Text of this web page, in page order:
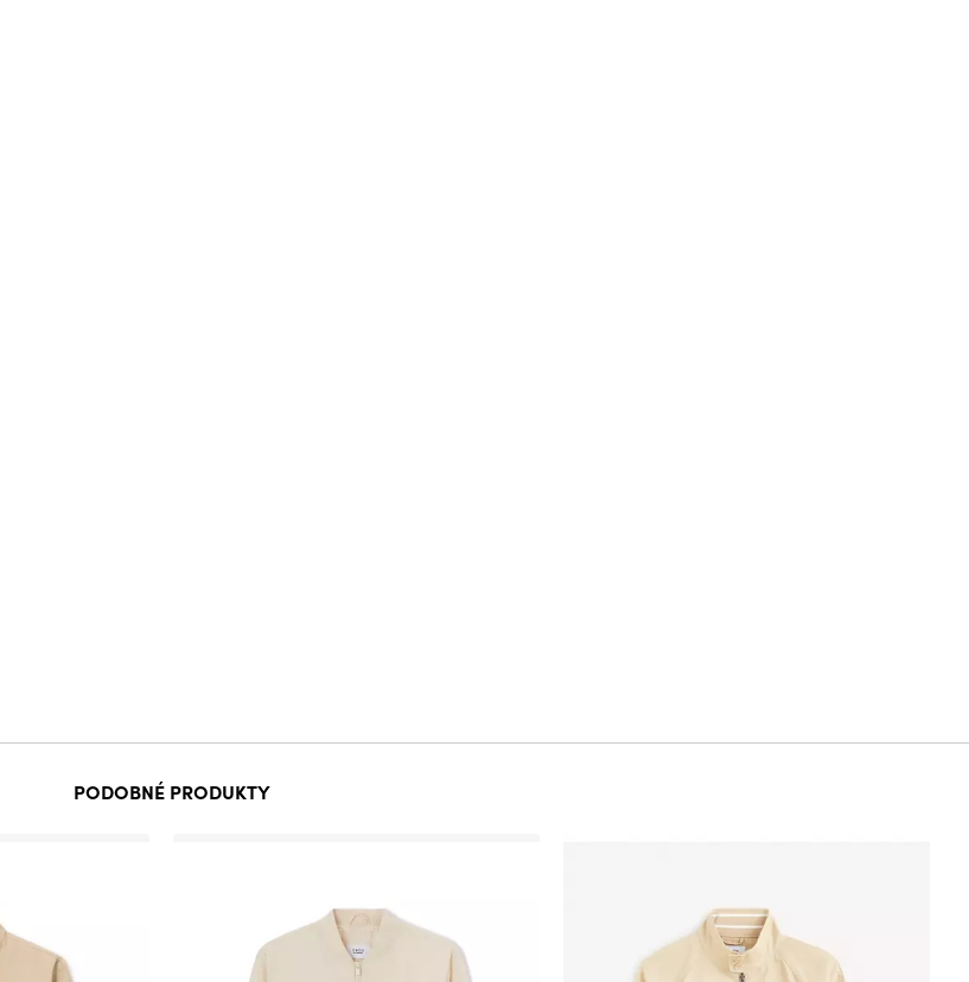
PODOBNÉ PRODUKTY